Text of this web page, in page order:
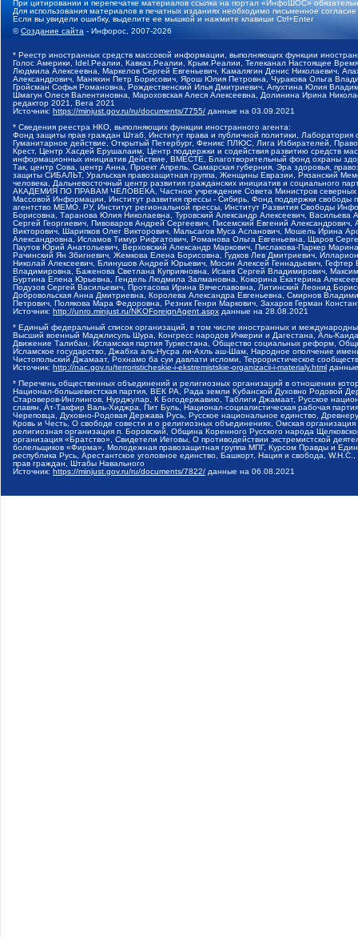
При цитировании и перепечатке материалов ссылка на портал «ИнфоШОС»
Для использования материалов в печатных изданиях необходимо письменное
Если вы увидели ошибку, выделите ее мышкой и нажмите клавиши Ctrl+Enter
©Создание сайта - Инфорос, 2007-2026
* Реестр иностранных средств массовой информации, выполняющих функции
Голос Америки, Idel.Реалии, Кавказ.Реалии, Крым.Реалии, Телеканал Настоящее
Людмила Алексеевна, Маркелов Сергей Евгеньевич, Камалягин Денис Николаевич,
Александрович, Маняхин Петр Борисович, Ярош Юлия Петровна, Чуракова Ольга
Гройсман Софья Романовна, Рождественский Илья Дмитриевич, Апухтина Юлия
Шмагун Олеся Валентиновна, Мароховская Алеся Алексеевна, Долинина Ирина
редактор 2021, Вега 2021
Источник: https://minjust.gov.ru/ru/documents/7755/ данные на 03.09.2021
* Сведения реестра НКО, выполняющих функции иностранного агента:
Фонд защиты прав граждан Штаб, Институт права и публичной политики,
Гуманитарное действие, Открытый Петербург, Феникс ПЛЮС, Лига Избирателей,
Крест, Центр Хасдей Ерушалаим, Центр поддержки и содействия развитию средств
информационных инициатив Действие, ВМЕСТЕ, Благотворительный фонд охраны
Так, центр Сова, центр Анна, Проект Апрель, Самарская губерния, Эра здоровья,
защиты СИБАЛЬТ, Уральская правозащитная группа, Женщины Евразии, Рязанский
человека, Дальневосточный центр развития гражданских инициатив и социального
АКАДЕМИЯ ПО ПРАВАМ ЧЕЛОВЕКА, Частное учреждение Совета Министров северных
Массовой Информации, Институт развития прессы - Сибирь, Фонд поддержки
агентство МЕМО. РУ, Институт региональной прессы, Институт Развития Свободы
Борисовна, Таранова Юлия Николаевна, Туровский Александр Алексеевич,
Сергей Георгиевич, Пивоваров Андрей Сергеевич, Писемский Евгений
Викторович, Шарипков Олег Викторович, Мальсагов Муса Асланович, Мошель Ирина
Александровна, Исламов Тимур Рифгатович, Романова Ольга Евгеньевна, Щаров
Паутов Юрий Анатольевич, Верховский Александр Маркович, Пислакова-Паркер
Рачинский Ян Збигневич, Жемкова Елена Борисовна, Гудков Лев Дмитриевич,
Николай Алексеевич, Блинушов Андрей Юрьевич, Мосин Алексей Геннадьевич,
Владимировна, Баженова Светлана Куприяновна, Исаев Сергей Владимирович,
Буртина Елена Юрьевна, Гендель Людмила Залмановна, Кокорина Екатерина
Подузов Сергей Васильевич, Протасова Ирина Вячеславовна, Литинский Леонид
Добровольская Анна Дмитриевна, Королева Александра Евгеньевна, Смирнов
Петрович, Полякова Мара Федоровна, Резник Генри Маркович, Захаров Герман
Источник: http://unro.minjust.ru/NKOForeignAgent.aspx данные на 28.08.2021
* Единый федеральный список организаций, в том числе иностранных и
Высший военный Маджлисуль Шура, Конгресс народов Ичкерии и Дагестана, Аль-
Движение Талибан, Исламская партия Туркестана, Общество социальных реформ,
Исламское государство, Джабха аль-Нусра ли-Ахль аш-Шам, Народное ополчение
Чистопольский Джамаат, Рохнамо ба суи давлати исломи, Террористическое
Источник: http://nac.gov.ru/terroristicheskie-i-ekstremistskie-organizacii-i-materialy.html
* Перечень общественных объединений и религиозных организаций в отношении
Национал-большевистская партия, ВЕК РА, Рада земли Кубанской Духовно Родовой
Староверов-Инглингов, Нурджулар, К Богодержавию, Таблиги Джамаат, Русское
славян, Ат-Такфир Валь-Хиджра, Пит Буль, Национал-социалистическая рабочая
Череповца, Духовно-Родовая Держава Русь, Русское национальное единство,
Кровь и Честь, О свободе совести и о религиозных объединениях, Омская
религиозная организация п. Боровский, Община Коренного Русского народа
организация «Братство», Свидетели Иеговы, О противодействии экстремистской
болельщиков «Фирма», Молодежная правозащитная группа МПГ, Курсом Правды и
республика Русь, Арестантское уголовное единство, Башкорт, Нация и свобода,
прав граждан, Штабы Навального
Источник: https://minjust.gov.ru/ru/documents/7822/ данные на 06.08.2021